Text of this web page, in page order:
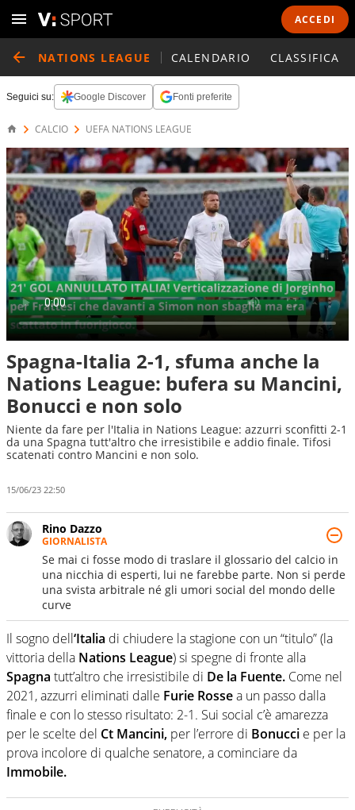
ACCEDI
NATIONS LEAGUE CALENDARIO CLASSIFICA
Seguici su: Google Discover Fonti preferite
CALCIO UEFA NATIONS LEAGUE
Spagna-Italia 2-1, sfuma anche la
Nations League: bufera su Mancini,
Bonucci e non solo
Niente da fare per l'Italia in Nations League: azzurri sconfitti 2-1
da una Spagna tutt'altro che irresistibile e addio finale. Tifosi
scatenati contro Mancini e non solo.
15/06/23 22:50
Rino Dazzo
GIORNALISTA
Se mai ci fosse modo di traslare il glossario del calcio in
una nicchia di esperti, lui ne farebbe parte. Non si perde
una svista arbitrale né gli umori social del mondo delle
curve
Il sogno dell‘Italia di chiudere la stagione con un “titulo” (la
vittoria della Nations League) si spegne di fronte alla
Spagna tutt’altro che irresistibile di De la Fuente. Come nel
2021, azzurri eliminati dalle Furie Rossea un passo dalla
finale e con lo stesso risultato: 2-1. Sui social c’è amarezza
per le scelte del Ct Mancini, per l’errore di Bonucci e per la
prova incolore di qualche senatore, a cominciare da
Immobile.